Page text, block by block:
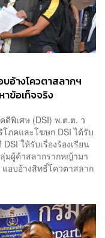
อ้างโควตาสลากฯ
าข้อเท็จจริง
พิเศษ (DSI) พ.ต.ต. ว
ภคและโฆษก DSI ได้รับ
ให้รับเรื่องร้องเรียน
มผู้ค้าสลากรากหญ้ามา
อบอ้างสิทธิ์โควตาสลาก